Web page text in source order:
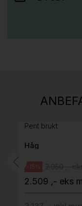
Pent brukt
Håg
-15%
2.509 ,- eks